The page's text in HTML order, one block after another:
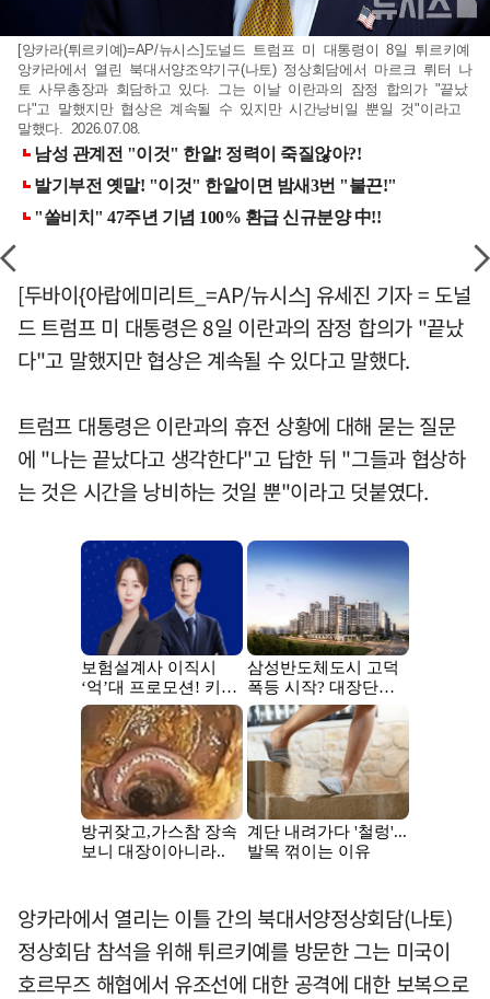
[앙카라(튀르키예)=AP/뉴시스]도널드 트럼프 미 대통령이 8일 튀르키예
앙카라에서 열린 북대서양조약기구(나토) 정상회담에서 마르크 뤼터 나
토 사무총장과 회담하고 있다. 그는 이날 이란과의 잠정 합의가 "끝났
다"고 말했지만 협상은 계속될 수 있지만 시간낭비일 뿐일 것"이라고
말했다. 2026.07.08.
[두바이{아랍에미리트_=AP/뉴시스] 유세진 기자 = 도널
드 트럼프 미 대통령은 8일 이란과의 잠정 합의가 "끝났
다"고 말했지만 협상은 계속될 수 있다고 말했다.
트럼프 대통령은 이란과의 휴전 상황에 대해 묻는 질문
에 "나는 끝났다고 생각한다"고 답한 뒤 "그들과 협상하
는 것은 시간을 낭비하는 것일 뿐"이라고 덧붙였다.
앙카라에서 열리는 이틀 간의 북대서양정상회담(나토)
정상회담 참석을 위해 튀르키예를 방문한 그는 미국이
호르무즈 해협에서 유조선에 대한 공격에 대한 보복으로